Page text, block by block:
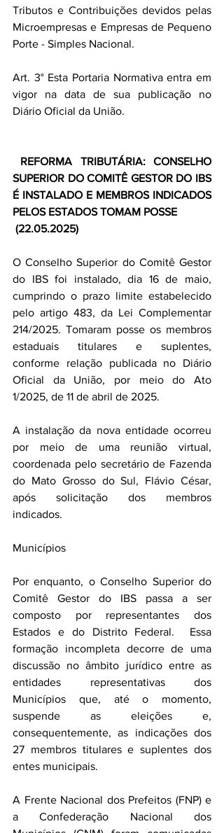
Tributos e Contribuições devidos pelas
Microempresas e Empresas de Pequeno
Porte - Simples Nacional.
Art. 3° Esta Portaria Normativa entra em
vigor na data de sua publicação no
Diário Oficial da União.
REFORMA TRIBUTÁRIA: CONSELHO
SUPERIOR DO COMITÊ GESTOR DO IBS
É INSTALADO E MEMBROS INDICADOS
PELOS ESTADOS TOMAM POSSE
(22.05.2025)
O Conselho Superior do Comitê Gestor
do IBS foi instalado, dia 16 de maio,
cumprindo o prazo limite estabelecido
pelo artigo 483, da Lei Complementar
214/2025. Tomaram posse os membros
estaduais titulares e suplentes,
conforme relação publicada no Diário
Oficial da União, por meio do Ato
1/2025, de 11 de abril de 2025.
A instalação da nova entidade ocorreu
por meio de uma reunião virtual,
coordenada pelo secretário de Fazenda
do Mato Grosso do Sul, Flávio César,
após solicitação dos membros
indicados.
Municípios
Por enquanto, o Conselho Superior do
Comitê Gestor do IBS passa a ser
composto por representantes dos
Estados e do Distrito Federal.  Essa
formação incompleta decorre de uma
discussão no âmbito jurídico entre as
entidades representativas dos
Municípios que, até o momento,
suspende as eleições e,
consequentemente, as indicações dos
27 membros titulares e suplentes dos
entes municipais.
A Frente Nacional dos Prefeitos (FNP) e
a Confederação Nacional dos